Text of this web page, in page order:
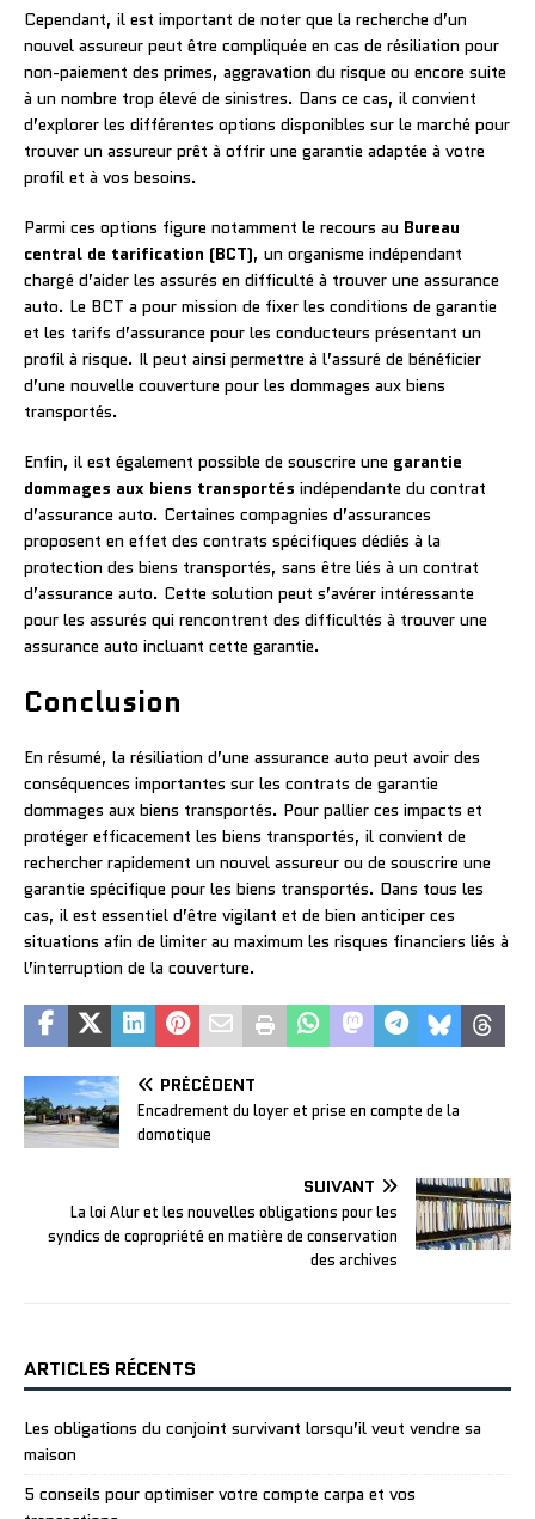
Cependant, il est important de noter que la recherche d’un
nouvel assureur peut être compliquée en cas de résiliation pour
non-paiement des primes, aggravation du risque ou encore suite
à un nombre trop élevé de sinistres. Dans ce cas, il convient
d’explorer les différentes options disponibles sur le marché pour
trouver un assureur prêt à offrir une garantie adaptée à votre
profil et à vos besoins.
Parmi ces options figure notamment le recours au Bureau
central de tarification (BCT), un organisme indépendant
chargé d’aider les assurés en difficulté à trouver une assurance
auto. Le BCT a pour mission de fixer les conditions de garantie
et les tarifs d’assurance pour les conducteurs présentant un
profil à risque. Il peut ainsi permettre à l’assuré de bénéficier
d’une nouvelle couverture pour les dommages aux biens
transportés.
Enfin, il est également possible de souscrire une garantie
dommages aux biens transportés indépendante du contrat
d’assurance auto. Certaines compagnies d’assurances
proposent en effet des contrats spécifiques dédiés à la
protection des biens transportés, sans être liés à un contrat
d’assurance auto. Cette solution peut s’avérer intéressante
pour les assurés qui rencontrent des difficultés à trouver une
assurance auto incluant cette garantie.
Conclusion
En résumé, la résiliation d’une assurance auto peut avoir des
conséquences importantes sur les contrats de garantie
dommages aux biens transportés. Pour pallier ces impacts et
protéger efficacement les biens transportés, il convient de
rechercher rapidement un nouvel assureur ou de souscrire une
garantie spécifique pour les biens transportés. Dans tous les
cas, il est essentiel d’être vigilant et de bien anticiper ces
situations afin de limiter au maximum les risques financiers liés à
l’interruption de la couverture.
PRÉCÉDENT
Encadrement du loyer et prise en compte de la
domotique
SUIVANT
La loi Alur et les nouvelles obligations pour les
syndics de copropriété en matière de conservation
des archives
ARTICLES RÉCENTS
Les obligations du conjoint survivant lorsqu’il veut vendre sa
maison
5 conseils pour optimiser votre compte carpa et vos